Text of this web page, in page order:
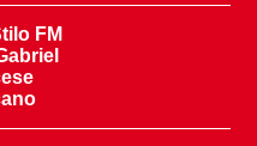
FM